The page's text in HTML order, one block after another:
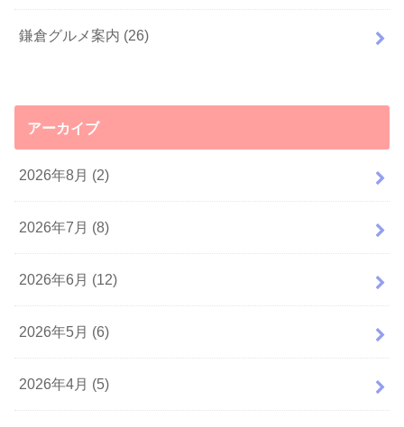
鎌倉グルメ案内 (26)
アーカイブ
2026年8月 (2)
2026年7月 (8)
2026年6月 (12)
2026年5月 (6)
2026年4月 (5)